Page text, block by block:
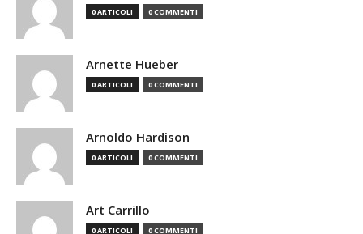
0 ARTICOLI 0 COMMENTI
Arnette Hueber
0 ARTICOLI 0 COMMENTI
Arnoldo Hardison
0 ARTICOLI 0 COMMENTI
Art Carrillo
0 ARTICOLI 0 COMMENTI